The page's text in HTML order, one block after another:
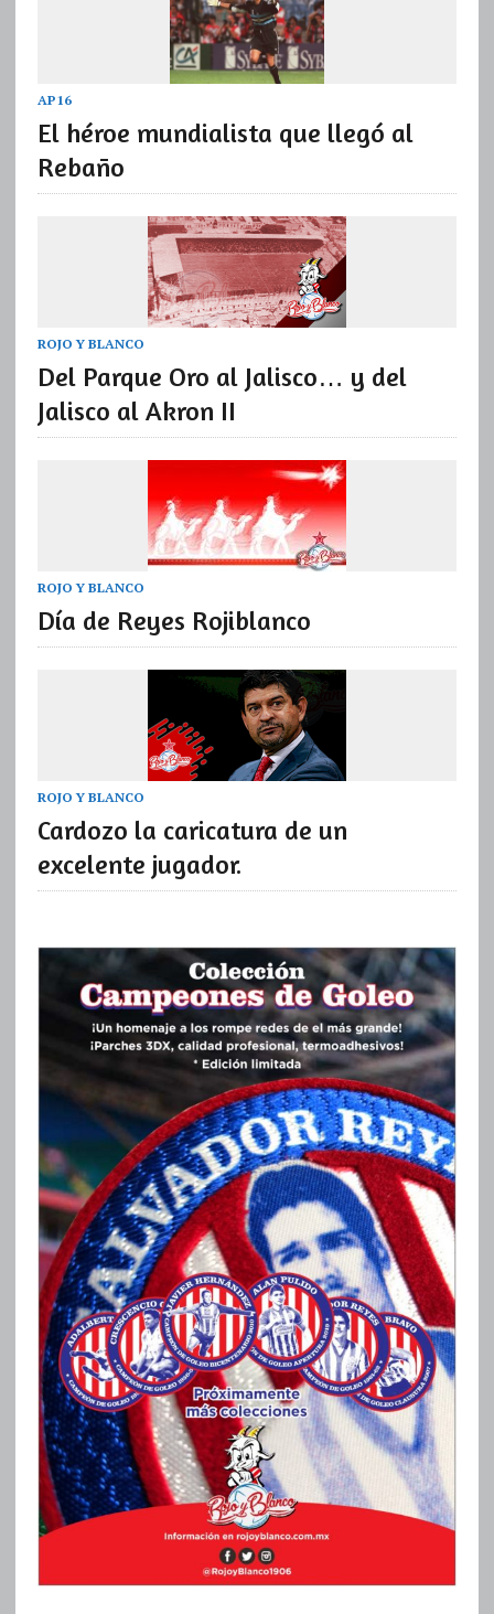
AP16
El héroe mundialista que llegó al
Rebaño
ROJO Y BLANCO
Del Parque Oro al Jalisco… y del
Jalisco al Akron II
ROJO Y BLANCO
Día de Reyes Rojiblanco
ROJO Y BLANCO
Cardozo la caricatura de un
excelente jugador.